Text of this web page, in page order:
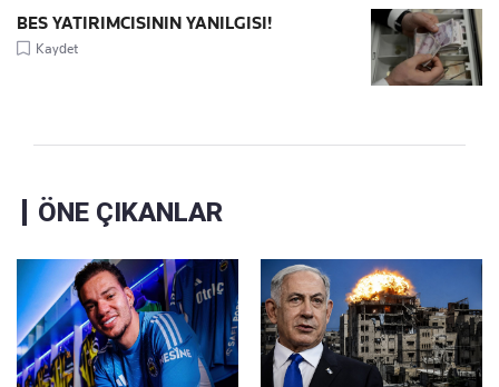
BES YATIRIMCISININ YANILGISI!
Kaydet
ÖNE ÇIKANLAR